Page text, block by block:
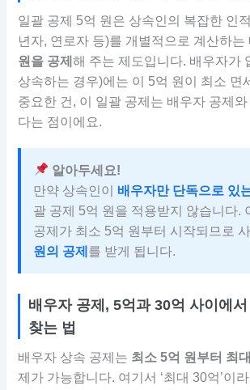
일괄 공제 5억 원은 상속인의 복잡한 인
년자, 연로자 등)를 개별적으로 계산하는
원을 공제해 주는 제도입니다. 배우자가
상속하는 경우)에는 이 5억 원이 최소 면
중요한 건, 이 일괄 공제는 배우자 공제
다는 점이에요.
알아두세요!
만약 상속인이 배우자만 단독으로 있
괄 공제 5억 원을 적용받지 않습니다.
공제가 최소 5억 원부터 시작되므로
원의 공제 를 받게 됩니다.
배우자 공제, 5억과 30억 사이에
찾는 법
배우자 상속 공제는 최소 5억 원부터 최
제가 가능합니다. 여기서 ‘최대 30억’이